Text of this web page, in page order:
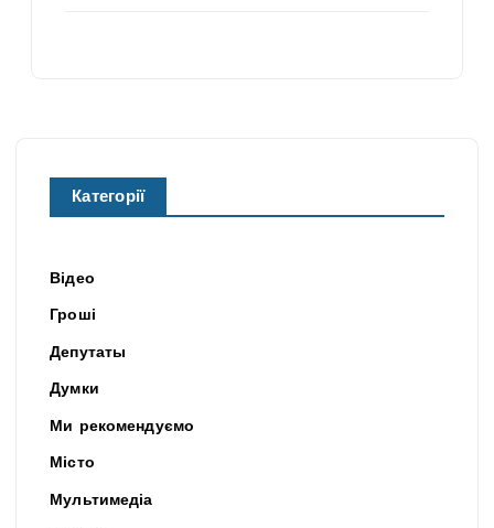
Категорії
Відео
Гроші
Депутаты
Думки
Ми рекомендуємо
Місто
Мультимедіа